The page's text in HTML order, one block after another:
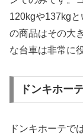
120kgや137kg
の商品はその大
な台車は非常に
ドンキホー
ドンキホーテで